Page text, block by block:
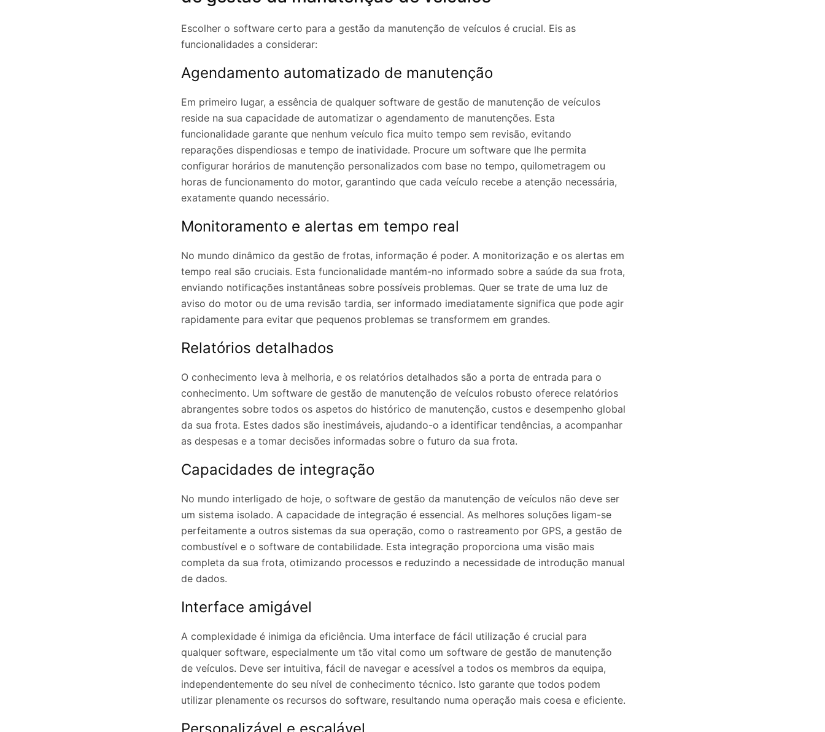
Escolher o software certo para a gestão da manutenção de veículos é crucial. Eis as
funcionalidades a considerar:
Agendamento automatizado de manutenção
Em primeiro lugar, a essência de qualquer software de gestão de manutenção de veículos
reside na sua capacidade de automatizar o agendamento de manutenções. Esta
funcionalidade garante que nenhum veículo fica muito tempo sem revisão, evitando
reparações dispendiosas e tempo de inatividade. Procure um software que lhe permita
configurar horários de manutenção personalizados com base no tempo, quilometragem ou
horas de funcionamento do motor, garantindo que cada veículo recebe a atenção necessária,
exatamente quando necessário.
Monitoramento e alertas em tempo real
No mundo dinâmico da gestão de frotas, informação é poder. A monitorização e os alertas em
tempo real são cruciais. Esta funcionalidade mantém-no informado sobre a saúde da sua frota,
enviando notificações instantâneas sobre possíveis problemas. Quer se trate de uma luz de
aviso do motor ou de uma revisão tardia, ser informado imediatamente significa que pode agir
rapidamente para evitar que pequenos problemas se transformem em grandes.
Relatórios detalhados
O conhecimento leva à melhoria, e os relatórios detalhados são a porta de entrada para o
conhecimento. Um software de gestão de manutenção de veículos robusto oferece relatórios
abrangentes sobre todos os aspetos do histórico de manutenção, custos e desempenho global
da sua frota. Estes dados são inestimáveis, ajudando-o a identificar tendências, a acompanhar
as despesas e a tomar decisões informadas sobre o futuro da sua frota.
Capacidades de integração
No mundo interligado de hoje, o software de gestão da manutenção de veículos não deve ser
um sistema isolado. A capacidade de integração é essencial. As melhores soluções ligam-se
perfeitamente a outros sistemas da sua operação, como o rastreamento por GPS, a gestão de
combustível e o software de contabilidade. Esta integração proporciona uma visão mais
completa da sua frota, otimizando processos e reduzindo a necessidade de introdução manual
de dados.
Interface amigável
A complexidade é inimiga da eficiência. Uma interface de fácil utilização é crucial para
qualquer software, especialmente um tão vital como um software de gestão de manutenção
de veículos. Deve ser intuitiva, fácil de navegar e acessível a todos os membros da equipa,
independentemente do seu nível de conhecimento técnico. Isto garante que todos podem
utilizar plenamente os recursos do software, resultando numa operação mais coesa e eficiente.